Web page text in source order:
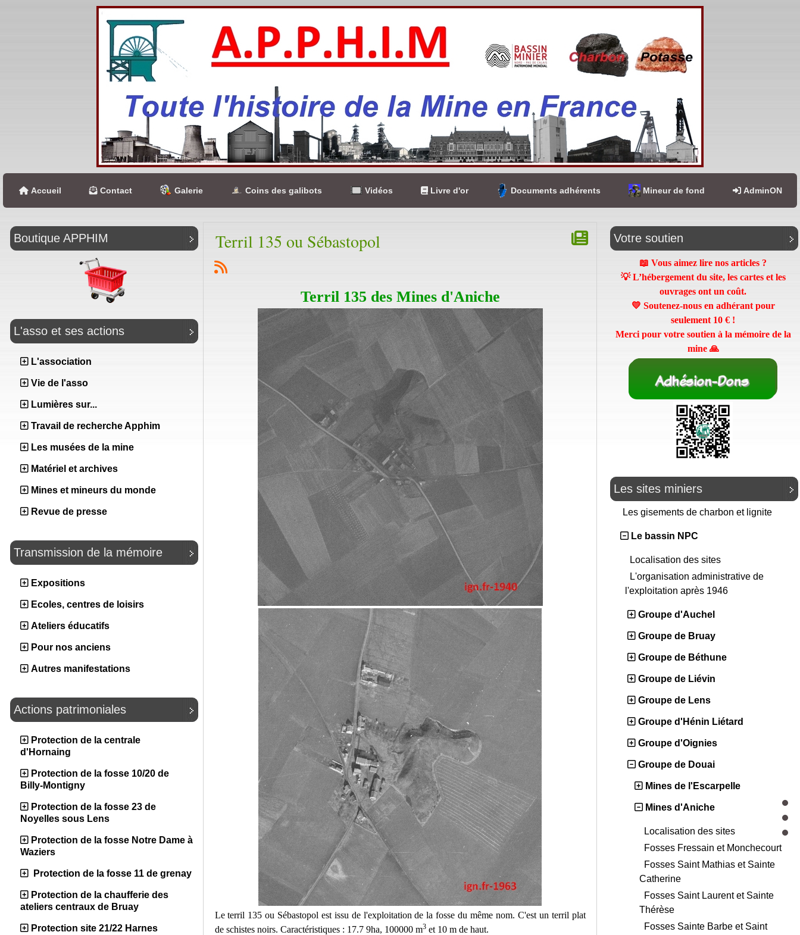
Accueil Contact Galerie Coins des galibots Vidéos Livre d'or Documents adhérents Mineur de fond AdminON
Boutique APPHIM
L'asso et ses actions
L'association
Vie de l'asso
Lumières sur...
Travail de recherche Apphim
Les musées de la mine
Matériel et archives
Mines et mineurs du monde
Revue de presse
Transmission de la mémoire
Expositions
Ecoles, centres de loisirs
Ateliers éducatifs
Pour nos anciens
Autres manifestations
Actions patrimoniales
Protection de la centrale
d'Hornaing
Protection de la fosse 10/20 de
Billy-Montigny
Protection de la fosse 23 de
Noyelles sous Lens
Protection de la fosse Notre Dame à
Waziers
Protection de la fosse 11 de grenay
Protection de la chaufferie des
ateliers centraux de Bruay
Protection site 21/22 Harnes
Terril 135 ou Sébastopol
Terril 135 des Mines d'Aniche
Le terril 135 ou Sébastopol est issu de l'exploitation de la fosse du même nom. C'est un terril plat
de schistes noirs. Caractéristiques : 17.7 9ha, 100000 m3et 10 m de haut.
Votre soutien
📖 Vous aimez lire nos articles ?
💡 L’hébergement du site, les cartes et les
ouvrages ont un coût.
💛 Soutenez-nous en adhérant pour
seulement 10 € !
Merci pour votre soutien à la mémoire de la
mine 🙏
Les sites miniers
Les gisements de charbon et lignite
Le bassin NPC
Localisation des sites
L'organisation administrative de
l'exploitation après 1946
Groupe d'Auchel
Groupe de Bruay
Groupe de Béthune
Groupe de Liévin
Groupe de Lens
Groupe d'Hénin Liétard
Groupe d'Oignies
Groupe de Douai
Mines de l'Escarpelle
Mines d'Aniche
Localisation des sites
Fosses Fressain et Monchecourt
Fosses Saint Mathias et Sainte
Catherine
Fosses Saint Laurent et Sainte
Thérèse
Fosses Sainte Barbe et Saint